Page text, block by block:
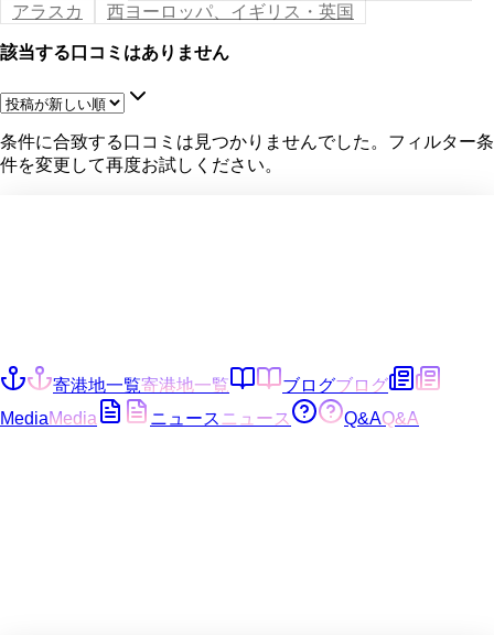
アラスカ
西ヨーロッパ、イギリス・英国
該当する口コミはありません
条件に合致する口コミは見つかりませんでした。フィルター条
件を変更して再度お試しください。
寄港地一覧寄港地一覧 ブログブログ
MediaMedia ニュース ニュース Q&AQ&A